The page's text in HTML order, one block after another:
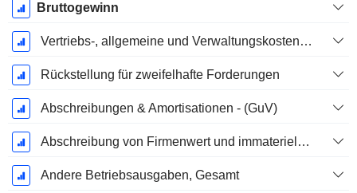
Bruttogewinn
Vertriebs-, allgemeine und Verwaltungskosten, Gesamt
Rückstellung für zweifelhafte Forderungen
Abschreibungen & Amortisationen - (GuV)
Abschreibung von Firmenwert und immateriellen Vermögenswerten - (GuV)
Andere Betriebsausgaben, Gesamt